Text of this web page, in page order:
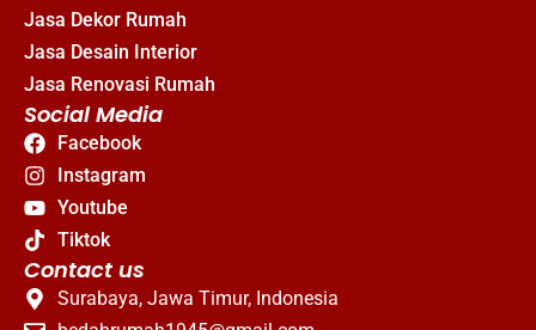
Jasa Dekor Rumah
Jasa Desain Interior
Jasa Renovasi Rumah
Social Media
Facebook
Instagram
Youtube
Tiktok
Contact us
Surabaya, Jawa Timur, Indonesia